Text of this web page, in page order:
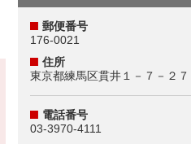
郵便番号
176-0021
住所
東京都練馬区貫井１－７－２７
電話番号
03-3970-4111